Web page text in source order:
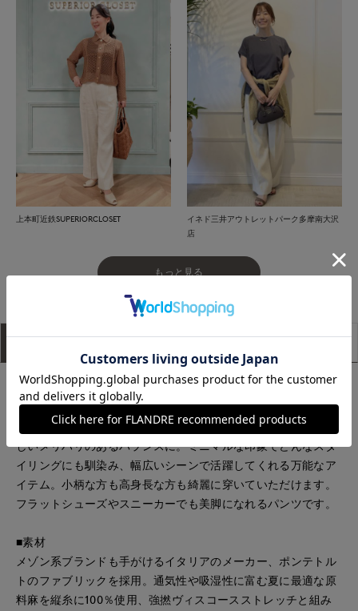
上本町近鉄SUPERIORCLOSET
イネド三井アウトレットパーク多摩南大沢
店
もっと見る
■デザイン
2タックデザインと自然に広がるセミワイドシルエットで分量
感がありつつも、ヒップ周りをコンパクトにすることで女性ら
しいメリハリのあるバランスに。ミニマルな印象でどんなスタ
イリングにも馴染み、幅広いシーンで活躍してくれる万能なア
イテム。小柄な方も高身長な方も綺麗に穿いていただけます。
フラットシューズやスニーカーでも美脚になれるパンツです。
■素材
メゾン系ブランドも手がけるイタリアのメーカー、ポンテトル
トのファブリックを採用。通気性や吸湿性に富む夏に最適な原
料麻を縦糸に100％使用、強撚ヴィスコースストレッチと組み